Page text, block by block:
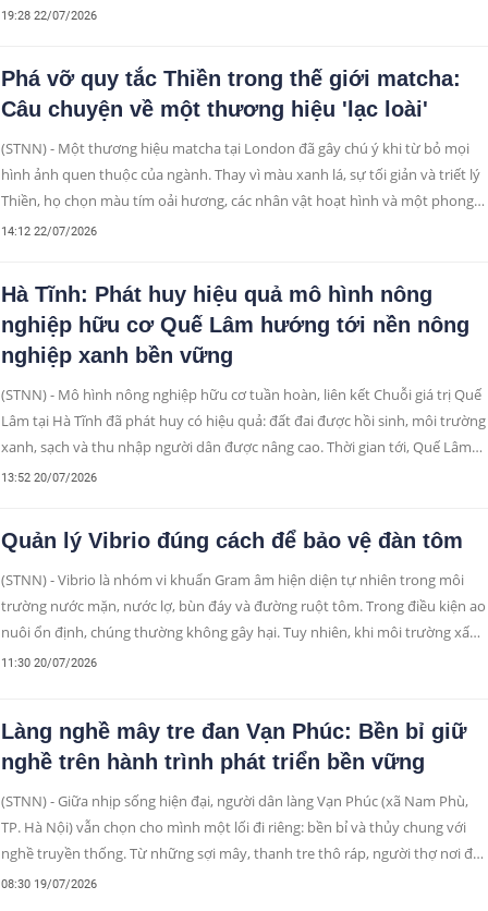
cao giá trị tài nguyên rừng mà còn tạo sinh kế ổn định cho người dân địa
19:28 22/07/2026
Phá vỡ quy tắc Thiền trong thế giới matcha:
Câu chuyện về một thương hiệu 'lạc loài'
(STNN) - Một thương hiệu matcha tại London đã gây chú ý khi từ bỏ mọi
hình ảnh quen thuộc của ngành. Thay vì màu xanh lá, sự tối giản và triết lý
Thiền, họ chọn màu tím oải hương, các nhân vật hoạt hình và một phong
cách hoàn toàn khác biệt.
14:12 22/07/2026
Hà Tĩnh: Phát huy hiệu quả mô hình nông
nghiệp hữu cơ Quế Lâm hướng tới nền nông
nghiệp xanh bền vững
(STNN) - Mô hình nông nghiệp hữu cơ tuần hoàn, liên kết Chuỗi giá trị Quế
Lâm tại Hà Tĩnh đã phát huy có hiệu quả: đất đai được hồi sinh, môi trường
xanh, sạch và thu nhập người dân được nâng cao. Thời gian tới, Quế Lâm
cam kết tiếp tục đồng hành, chuyển giao công nghệ và bảo đảm bao tiêu
13:52 20/07/2026
Quản lý Vibrio đúng cách để bảo vệ đàn tôm
(STNN) - Vibrio là nhóm vi khuẩn Gram âm hiện diện tự nhiên trong môi
trường nước mặn, nước lợ, bùn đáy và đường ruột tôm. Trong điều kiện ao
nuôi ổn định, chúng thường không gây hại. Tuy nhiên, khi môi trường xấu,
chất hữu cơ tích tụ, oxy thấp, pH hoặc độ mặn biến động, Vibrio có thể
11:30 20/07/2026
Làng nghề mây tre đan Vạn Phúc: Bền bỉ giữ
nghề trên hành trình phát triển bền vững
(STNN) - Giữa nhịp sống hiện đại, người dân làng Vạn Phúc (xã Nam Phù,
TP. Hà Nội) vẫn chọn cho mình một lối đi riêng: bền bỉ và thủy chung với
nghề truyền thống. Từ những sợi mây, thanh tre thô ráp, người thợ nơi đây
đã thổi hồn vào chúng, kết tinh thành những sản phẩm thủ công độc đáo
08:30 19/07/2026